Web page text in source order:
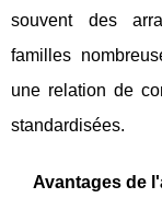
souvent des
familles
une relation de
standardisées.
Avantages de